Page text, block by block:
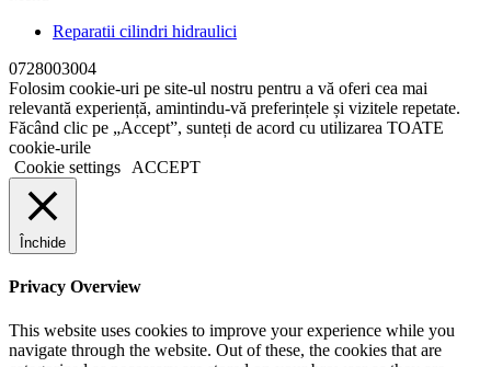
Reparatii cilindri hidraulici
0728003004
Folosim cookie-uri pe site-ul nostru pentru a vă oferi cea mai
relevantă experiență, amintindu-vă preferințele și vizitele repetate.
Făcând clic pe „Accept”, sunteți de acord cu utilizarea TOATE
cookie-urile
Cookie settings
ACCEPT
Închide
Privacy Overview
This website uses cookies to improve your experience while you
navigate through the website. Out of these, the cookies that are